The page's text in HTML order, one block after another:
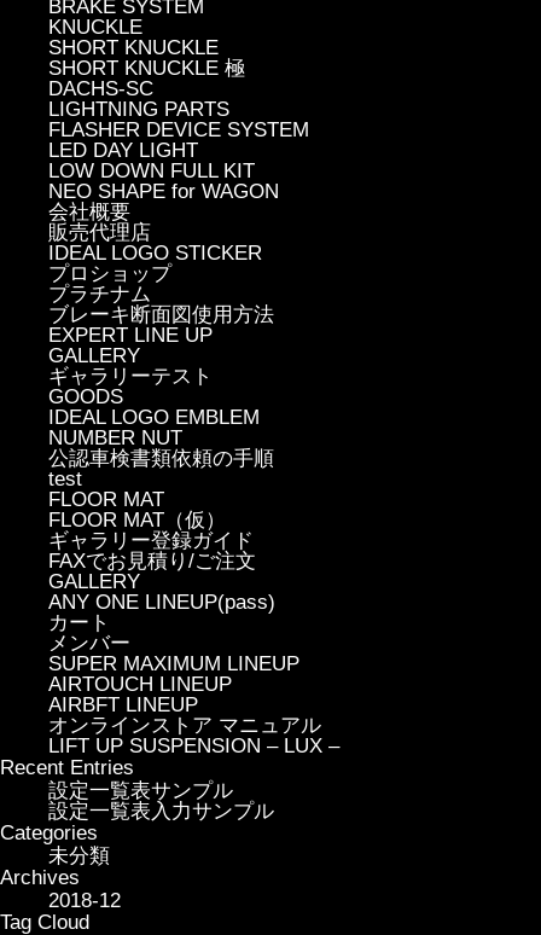
BRAKE SYSTEM
KNUCKLE
SHORT KNUCKLE
SHORT KNUCKLE 極
DACHS-SC
LIGHTNING PARTS
FLASHER DEVICE SYSTEM
LED DAY LIGHT
LOW DOWN FULL KIT
NEO SHAPE for WAGON
会社概要
販売代理店
IDEAL LOGO STICKER
プロショップ
プラチナム
ブレーキ断面図使用方法
EXPERT LINE UP
GALLERY
ギャラリーテスト
GOODS
IDEAL LOGO EMBLEM
NUMBER NUT
公認車検書類依頼の手順
test
FLOOR MAT
FLOOR MAT（仮）
ギャラリー登録ガイド
FAXでお見積り/ご注文
GALLERY
ANY ONE LINEUP(pass)
カート
メンバー
SUPER MAXIMUM LINEUP
AIRTOUCH LINEUP
AIRBFT LINEUP
オンラインストア マニュアル
LIFT UP SUSPENSION – LUX –
Recent Entries
設定一覧表サンプル
設定一覧表入力サンプル
Categories
未分類
Archives
2018-12
Tag Cloud